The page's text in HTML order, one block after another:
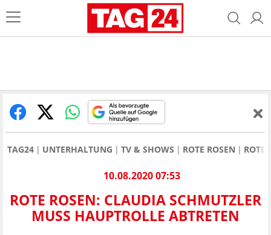
TAG24 UNTERHALTUNG TV & SHOWS ROTE ROSEN ROTE
10.08.2020 07:53
ROTE ROSEN: CLAUDIA SCHMUTZLER
MUSS HAUPTROLLE ABTRETEN